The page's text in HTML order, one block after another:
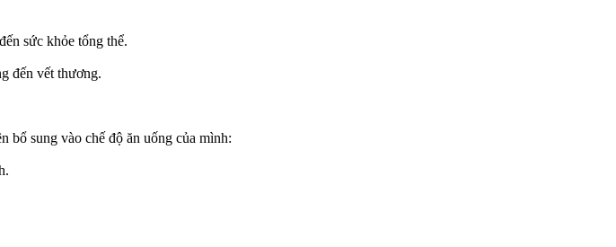
sức khỏe tổng thể.
đến vết thương.
bổ sung vào chế độ ăn uống của mình: